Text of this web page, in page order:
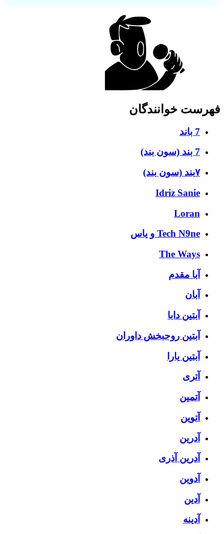
فهرست خوانندگان
7 باند
7 بند (سون بند)
۷بند (سون بند)
Idriz Sanie
Loran
Tech N9ne و یاس
The Ways
آبا مقدم
آبان
آبتین دابا
آبتین روحبخش داوران
آبتین یارا
آتری
آتمین
آتوین
آدرین
آدرین آذری
آدوین
آدین
آدینه